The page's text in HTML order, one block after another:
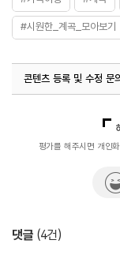
#시원한_계곡_모아보기
#힐링여행
콘텐츠 등록 및 수정 문의
평가를 해주시면 개인
댓글 (4건)